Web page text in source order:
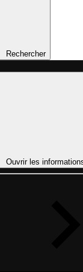
Rechercher
Ouvrir les